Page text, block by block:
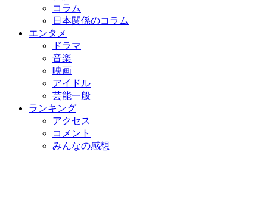
コラム
日本関係のコラム
エンタメ
ドラマ
音楽
映画
アイドル
芸能一般
ランキング
アクセス
コメント
みんなの感想